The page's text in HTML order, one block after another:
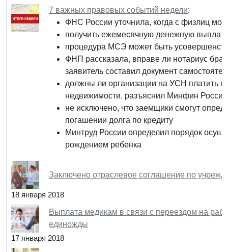
7 важных правовых событий недели:
ФНС России уточнила, когда с физлиц
получить ежемесячную денежную
процедура МСЭ может быть
ФНП рассказала, вправе ли нотариус
заявитель составил документ
должны ли организации на УСН платить
недвижимости, разъяснил Минфин России
не исключено, что заемщики смогут
погашении долга по кредиту
Минтруд России определил порядок
рождением ребенка
Заключено отраслевое соглашение по
18 января 2018
Выплата медикам в связи с переездом на
единожды
17 января 2018